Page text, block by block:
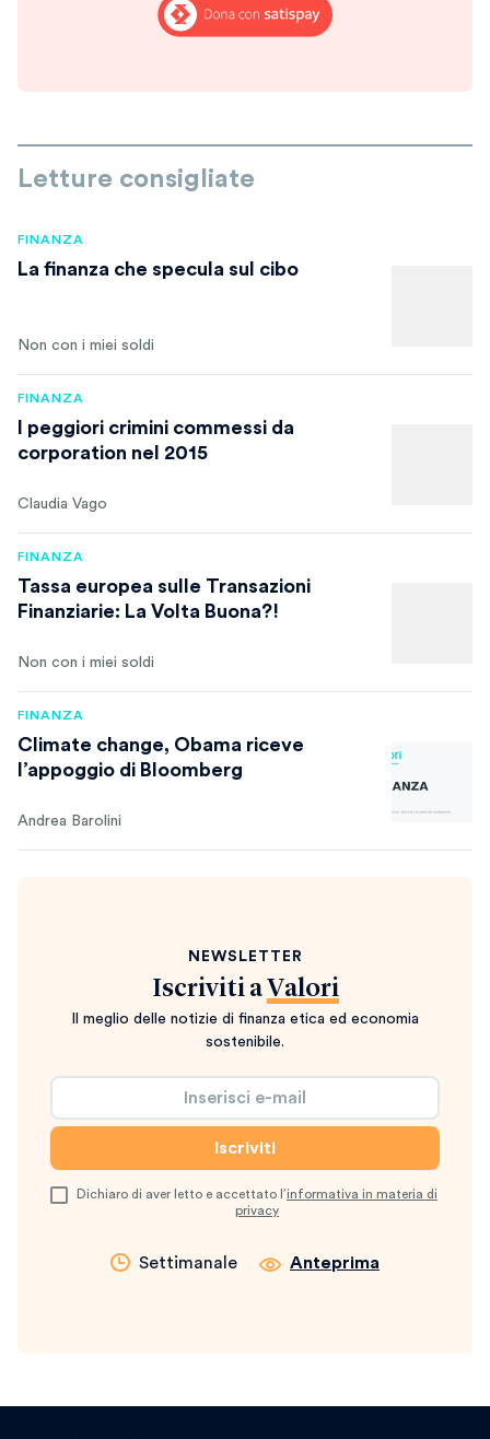
Letture consigliate
FINANZA
La finanza che specula sul cibo
Non con i miei soldi
FINANZA
I peggiori crimini commessi da
corporation nel 2015
Claudia Vago
FINANZA
Tassa europea sulle Transazioni
Finanziarie: La Volta Buona?!
Non con i miei soldi
FINANZA
Climate change, Obama riceve
l’appoggio di Bloomberg
Andrea Barolini
NEWSLETTER
Iscriviti a Valori
Il meglio delle notizie di finanza etica ed economia
sostenibile.
Dichiaro di aver letto e accettato l’informativa in materia di
privacy
Settimanale Anteprima